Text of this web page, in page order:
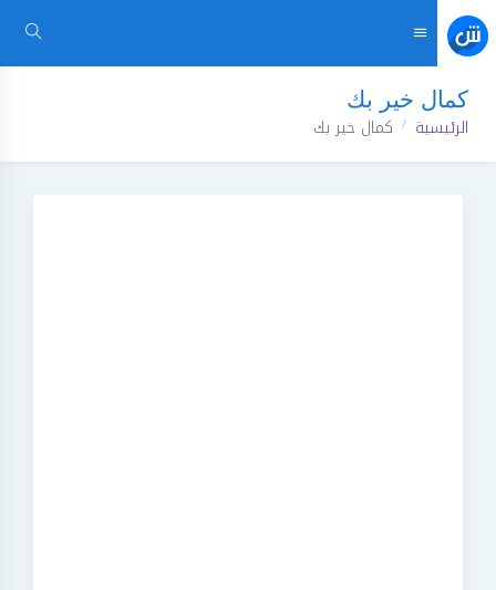
كمال خير بك
الرئيسية كمال خير بك